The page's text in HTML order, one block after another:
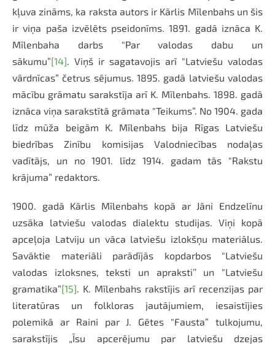
kļuva zināms, ka raksta autors ir Kārlis Mīlenbahs un šis
ir viņa paša izvēlēts pseidonīms. 1891. gadā iznāca K.
Mīlenbaha darbs "Par valodas dabu un
sākumu”[14]. Viņš ir sagatavojis arī "Latviešu valodas
vārdnīcas” četrus sējumus. 1895. gadā latviešu valodas
mācību grāmatu sarakstīja arī K. Mīlenbahs. 1898. gadā
iznāca viņa sarakstītā grāmata "Teikums”. No 1904. gada
līdz mūža beigām K. Mīlenbahs bija Rīgas Latviešu
biedrības Zinību komisijas Valodniecības nodaļas
vadītājs, un no 1901. līdz 1914. gadam tās "Rakstu
krājuma” redaktors.
1900. gadā Kārlis Mīlenbahs kopā ar Jāni Endzelīnu
uzsāka latviešu valodas dialektu studijas. Viņi kopā
apceļoja Latviju un vāca latviešu izlokšņu materiālus.
Savāktie materiāli parādījās kopdarbos "Latviešu
valodas izloksnes, teksti un apraksti’’ un "Latviešu
gramatika”[15]. K. Mīlenbahs rakstījis arī recenzijas par
literatūras un folkloras jautājumiem, iesaistījies
polemikā ar Raini par J. Gētes "Fausta” tulkojumu,
sarakstījis „Īsu apcerējumu par latviešu dzejas